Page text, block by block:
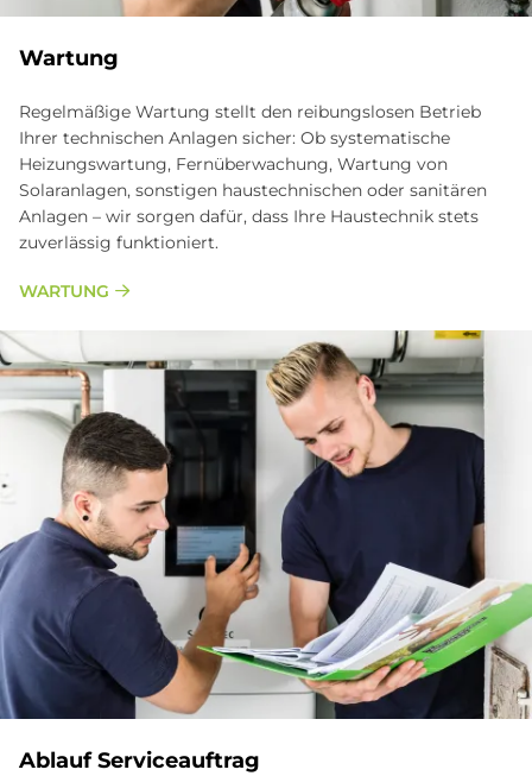
Wartung
Regelmäßige Wartung stellt den reibungslosen Betrieb
Ihrer technischen Anlagen sicher: Ob systematische
Heizungswartung, Fernüberwachung, Wartung von
Solaranlagen, sonstigen haustechnischen oder sanitären
Anlagen – wir sorgen dafür, dass Ihre Haustechnik stets
zuverlässig funktioniert.
WARTUNG
Ablauf Serviceauftrag